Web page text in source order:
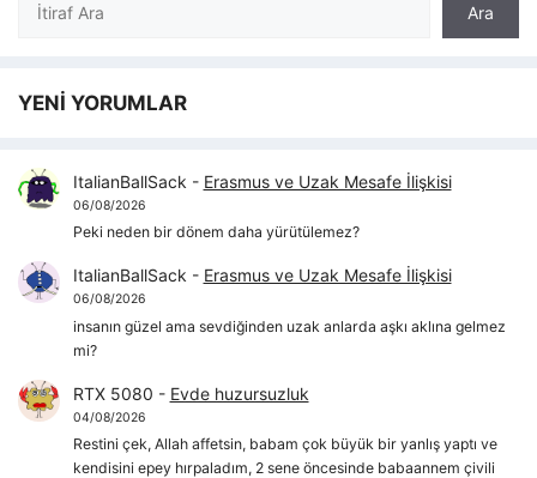
Ara
YENİ YORUMLAR
ItalianBallSack - Erasmus ve Uzak Mesafe İlişkisi
06/08/2026
Peki neden bir dönem daha yürütülemez?
ItalianBallSack - Erasmus ve Uzak Mesafe İlişkisi
06/08/2026
insanın güzel ama sevdiğinden uzak anlarda aşkı aklına gelmez
mi?
RTX 5080 - Evde huzursuzluk
04/08/2026
Restini çek, Allah affetsin, babam çok büyük bir yanlış yaptı ve
kendisini epey hırpaladım, 2 sene öncesinde babaannem çivili